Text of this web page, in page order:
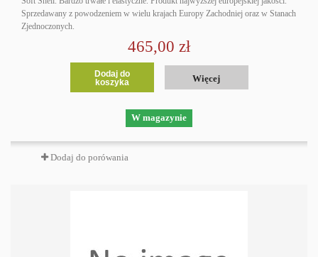
Sprzedawany z powodzeniem w wielu krajach Europy Zachodniej oraz w Stanach
Zjednoczonych.
465,00 zł
Dodaj do
koszyka
Więcej
W magazynie
Dodaj do porówania